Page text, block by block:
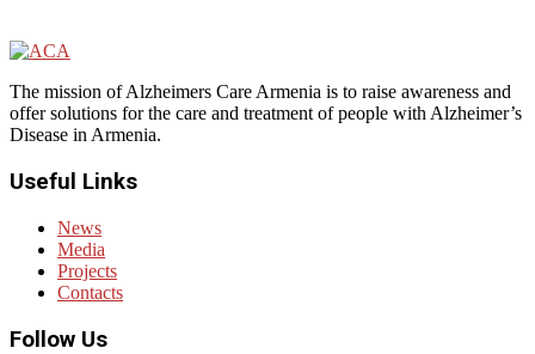
The mission of Alzheimers Care Armenia is to raise awareness and
offer solutions for the care and treatment of people with Alzheimer’s
Disease in Armenia.
Useful Links
News
Media
Projects
Contacts
Follow Us